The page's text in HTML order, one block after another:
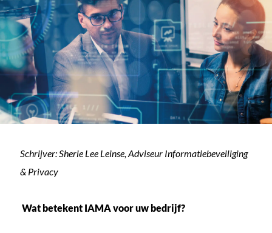
Schrijver: Sherie Lee Leinse, Adviseur Informatiebeveiliging
& Privacy
Wat betekent IAMA voor uw bedrijf?